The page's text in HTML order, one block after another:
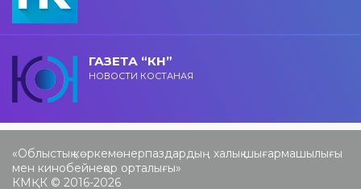
ГАЗЕТА “КН”
НОВОСТИ КОСТАНАЯ
«Облыстық көркемөнерпаздардың халық шығармашылығы
мен кинобейнеқор орталығы»
КМҚК © 2016-2026